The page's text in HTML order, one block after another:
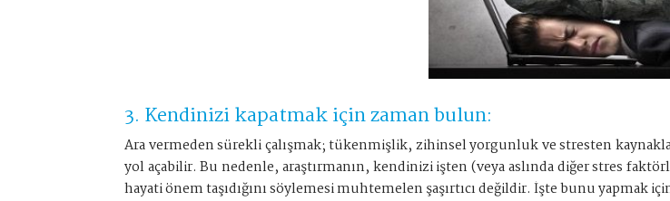
3. Kendinizi kapatmak için zaman bulun:
Ara vermeden sürekli çalışmak; tükenmişlik, zihinsel yorgunluk ve stresten
yol açabilir. Bu nedenle, araştırmanın, kendinizi işten (veya aslında diğer stres
hayati önem taşıdığını söylemesi muhtemelen şaşırtıcı değildir. İşte bunu yapmak